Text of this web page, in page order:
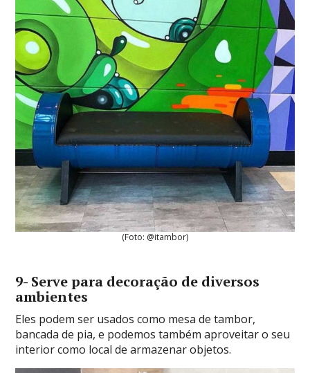
(Foto: @itambor)
9- Serve para decoração de diversos
ambientes
Eles podem ser usados como mesa de tambor,
bancada de pia, e podemos também aproveitar o seu
interior como local de armazenar objetos.